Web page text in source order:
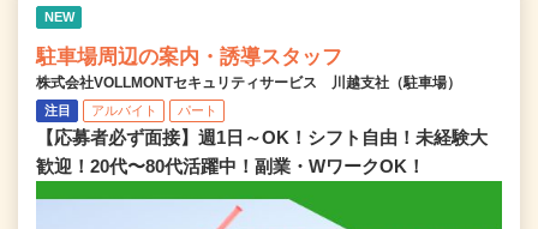
NEW
駐車場周辺の案内・誘導スタッフ
株式会社VOLLMONTセキュリティサービス 川越支社（駐車場）
注目 アルバイト パート
【応募者必ず面接】週1日～OK！シフト自由！未経験大
歓迎！20代〜80代活躍中！副業・WワークOK！